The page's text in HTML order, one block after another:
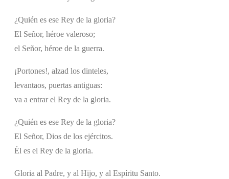
¿Quién es ese Rey de la gloria?
El Señor, héroe valeroso;
el Señor, héroe de la guerra.
¡Portones!, alzad los dinteles,
levantaos, puertas antiguas:
va a entrar el Rey de la gloria.
¿Quién es ese Rey de la gloria?
El Señor, Dios de los ejércitos.
Él es el Rey de la gloria.
Gloria al Padre, y al Hijo, y al Espíritu Santo.